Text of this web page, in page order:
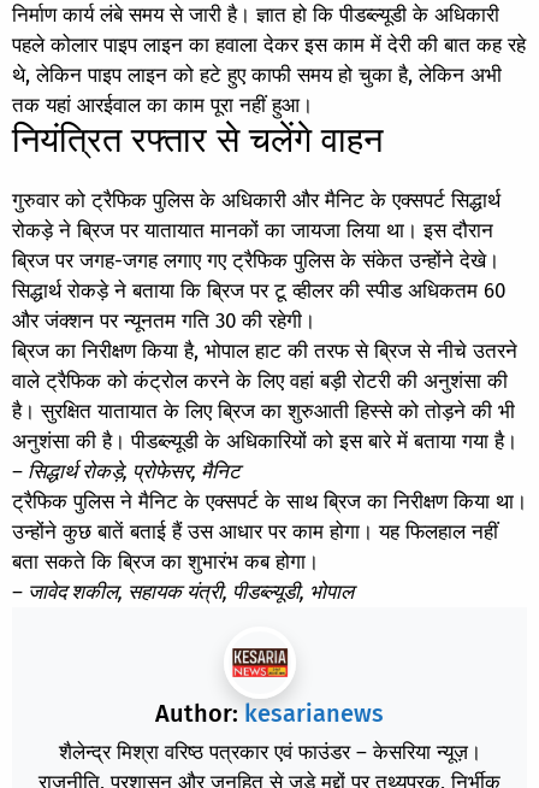
निर्माण कार्य लंबे समय से जारी है। ज्ञात हो कि पीडब्ल्यूडी के अधिकारी
पहले कोलार पाइप लाइन का हवाला देकर इस काम में देरी की बात कह रहे
थे, लेकिन पाइप लाइन को हटे हुए काफी समय हो चुका है, लेकिन अभी
तक यहां आरईवाल का काम पूरा नहीं हुआ।
नियंत्रित रफ्तार से चलेंगे वाहन
गुरुवार को ट्रैफिक पुलिस के अधिकारी और मैनिट के एक्सपर्ट सिद्धार्थ
रोकड़े ने ब्रिज पर यातायात मानकों का जायजा लिया था। इस दौरान
ब्रिज पर जगह-जगह लगाए गए ट्रैफिक पुलिस के संकेत उन्होंने देखे।
सिद्धार्थ रोकड़े ने बताया कि ब्रिज पर टू व्हीलर की स्पीड अधिकतम 60
और जंक्शन पर न्यूनतम गति 30 की रहेगी।
ब्रिज का निरीक्षण किया है, भोपाल हाट की तरफ से ब्रिज से नीचे उतरने
वाले ट्रैफिक को कंट्रोल करने के लिए वहां बड़ी रोटरी की अनुशंसा की
है। सुरक्षित यातायात के लिए ब्रिज का शुरुआती हिस्से को तोड़ने की भी
अनुशंसा की है। पीडब्ल्यूडी के अधिकारियों को इस बारे में बताया गया है।
– सिद्धार्थ रोकड़े, प्रोफेसर, मैनिट
ट्रैफिक पुलिस ने मैनिट के एक्सपर्ट के साथ ब्रिज का निरीक्षण किया था।
उन्होंने कुछ बातें बताई हैं उस आधार पर काम होगा। यह फिलहाल नहीं
बता सकते कि ब्रिज का शुभारंभ कब होगा।
– जावेद शकील, सहायक यंत्री, पीडब्ल्यूडी, भोपाल
Author: kesarianews
शैलेन्द्र मिश्रा वरिष्ठ पत्रकार एवं फाउंडर – केसरिया न्यूज़।
राजनीति, प्रशासन और जनहित से जुड़े मुद्दों पर तथ्यपरक, निर्भीक